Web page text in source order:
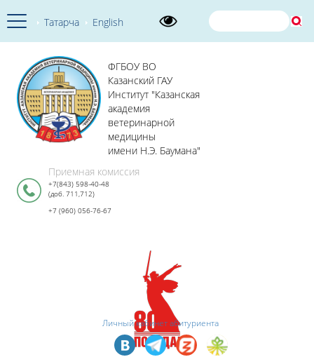
Татарча English
ФГБОУ ВО
Казанский ГАУ
Институт "Казанская
академия
ветеринарной
медицины
имени Н.Э. Баумана"
Приемная комиссия
+7(843) 598-40-48
(доб. 711,712)
+7 (960) 056-76-67
Личный кабинет абитуриента